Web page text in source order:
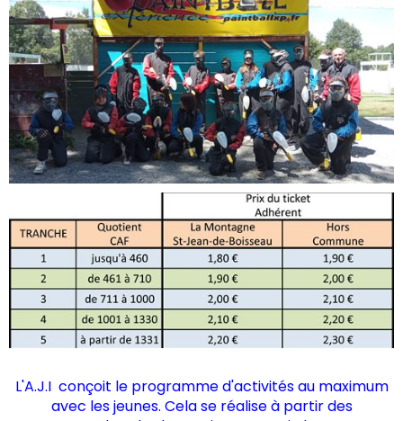
L'A.J.I conçoit le programme d'activités au maximum
avec les jeunes. Cela se réalise à partir des